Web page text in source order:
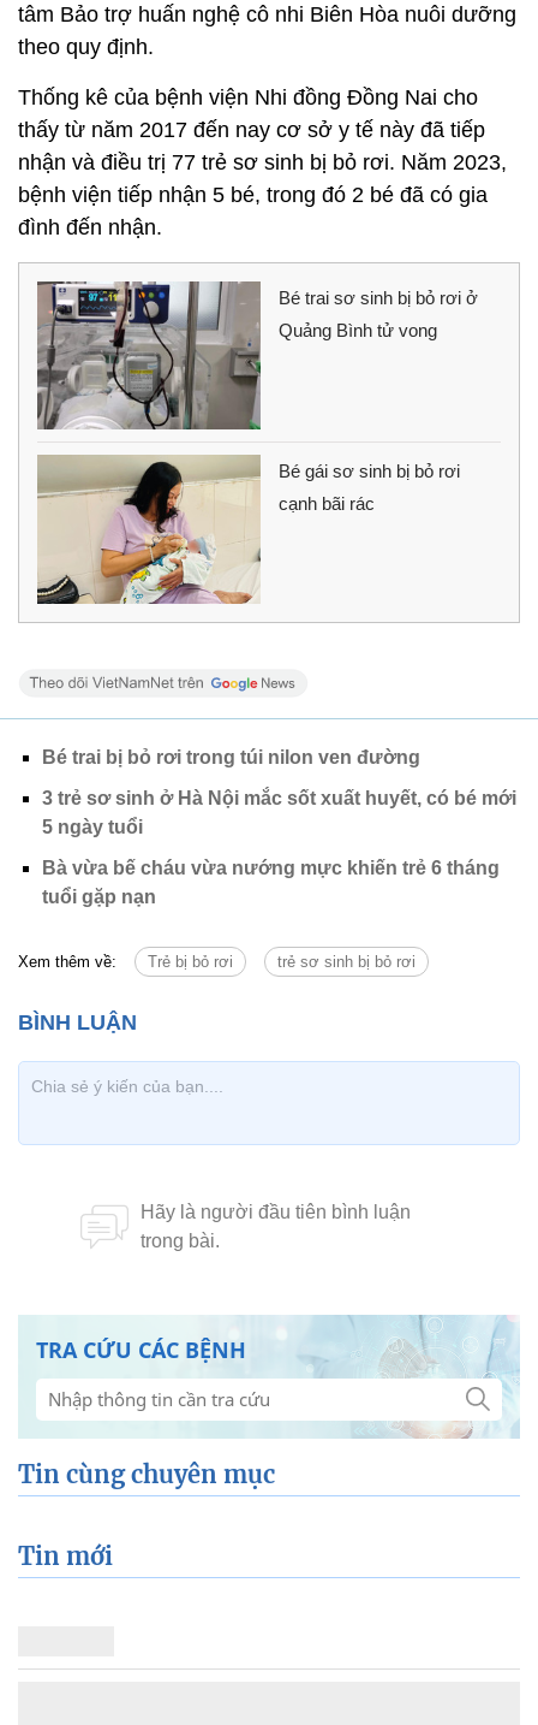
tâm Bảo trợ huấn nghệ cô nhi Biên Hòa nuôi dưỡng
theo quy định.
Thống kê của bệnh viện Nhi đồng Đồng Nai cho
thấy từ năm 2017 đến nay cơ sở y tế này đã tiếp
nhận và điều trị 77 trẻ sơ sinh bị bỏ rơi. Năm 2023,
bệnh viện tiếp nhận 5 bé, trong đó 2 bé đã có gia
đình đến nhận.
Bé trai sơ sinh bị bỏ rơi ở
Quảng Bình tử vong
Bé gái sơ sinh bị bỏ rơi
cạnh bãi rác
Bé trai bị bỏ rơi trong túi nilon ven đường
3 trẻ sơ sinh ở Hà Nội mắc sốt xuất huyết, có bé mới
5 ngày tuổi
Bà vừa bế cháu vừa nướng mực khiến trẻ 6 tháng
tuổi gặp nạn
Xem thêm về: Trẻ bị bỏ rơi trẻ sơ sinh bị bỏ rơi
TRA CỨU CÁC BỆNH
Tin cùng chuyên mục
Tin mới